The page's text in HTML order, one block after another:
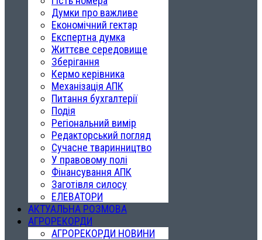
Думки про важливе
Економічний гектар
Експертна думка
Життєве середовище
Зберігання
Кермо керівника
Механізація АПК
Питання бухгалтерії
Подія
Регіональний вимір
Редакторський погляд
Сучасне тваринництво
У правовому полі
Фінансування АПК
Заготівля силосу
ЕЛЕВАТОРИ
АКТУАЛЬНА РОЗМОВА
АГРОРЕКОРДИ
АГРОРЕКОРДИ НОВИНИ